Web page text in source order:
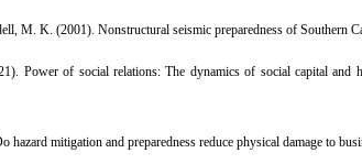
M. K. (2001). Nonstructural seismic preparedness of Southern
Power of social relations: The dynamics of social capital and
mitigation and preparedness reduce physical damage to